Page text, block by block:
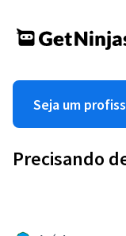
Seja um
Precisando